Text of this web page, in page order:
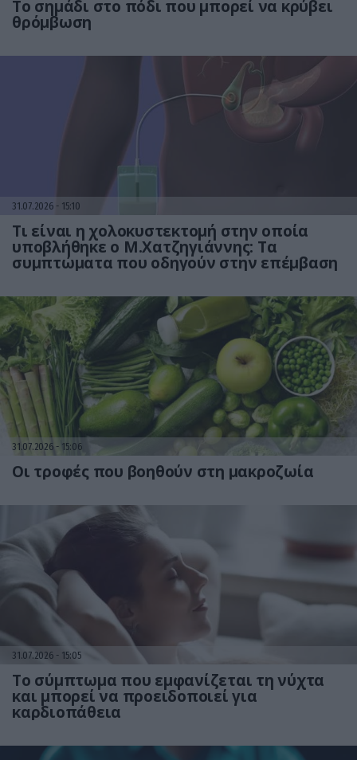
Το σημάδι στο πόδι που μπορεί να κρύβει
θρόμβωση
31.07.2026 15:10
Τι είναι η χολοκυστεκτομή στην οποία
υποβλήθηκε ο Μ.Χατζηγιάννης: Tα
συμπτώματα που οδηγούν στην επέμβαση
31.07.2026 15:06
Οι τροφές που βοηθούν στη μακροζωία
31.07.2026 15:05
Το σύμπτωμα που εμφανίζεται τη νύχτα
και μπορεί να προειδοποιεί για
καρδιοπάθεια